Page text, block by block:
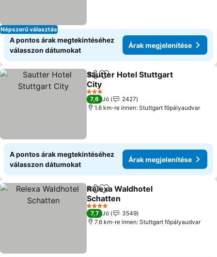
Népszerű választás
A pontos árak megtekintéséhez
válasszon dátumokat
Árak megjelenítése
Megosztás
Hozzáadás a kedvencekhez
Sautter Hotel Stuttgart
City
Árak megjelenítése
3 Kategória
7,6 Jó
2427
1.6 km-re innen: Stuttgart főpályaudvar
A pontos árak megtekintéséhez
válasszon dátumokat
Árak megjelenítése
Megosztás
Hozzáadás a kedvencekhez
Relexa Waldhotel
Schatten
Árak megjelenítése
4 Kategória
7,7 Jó
3549
7.6 km-re innen: Stuttgart főpályaudvar